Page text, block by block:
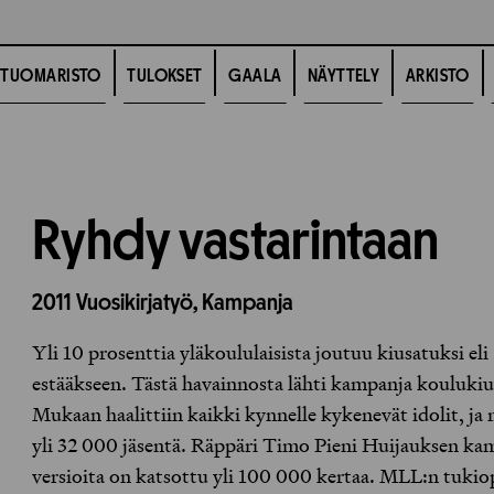
TUOMARISTO TULOKSET GAALA NÄYTTELY ARKISTO
Ryhdy vastarintaan
2011 Vuosikirjatyö, Kampanja
Yli 10 prosenttia yläkoululaisista joutuu kiusatuksi eli
estääkseen. Tästä havainnosta lähti kampanja
Mukaan haalittiin kaikki kynnelle kykenevät idolit, ja
yli 32 000 jäsentä. Räppäri Timo Pieni Huijauksen
versioita on katsottu yli 100 000 kertaa. MLL:n